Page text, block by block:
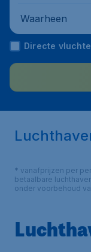
Waarheen
Directe
* vanafprijzen per
betaalbare
onder voorbehoud